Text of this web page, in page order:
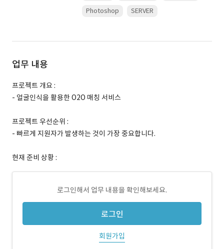
Photoshop
SERVER
업무 내용
프로젝트 개요 :
- 얼굴인식을 활용한 O2O 매칭 서비스
프로젝트 우선순위 :
- 빠르게 지원자가 발생하는 것이 가장 중요합니다.
현재 준비 상황 :
로그인해서 업무 내용을 확인해보세요.
로그인
회원가입